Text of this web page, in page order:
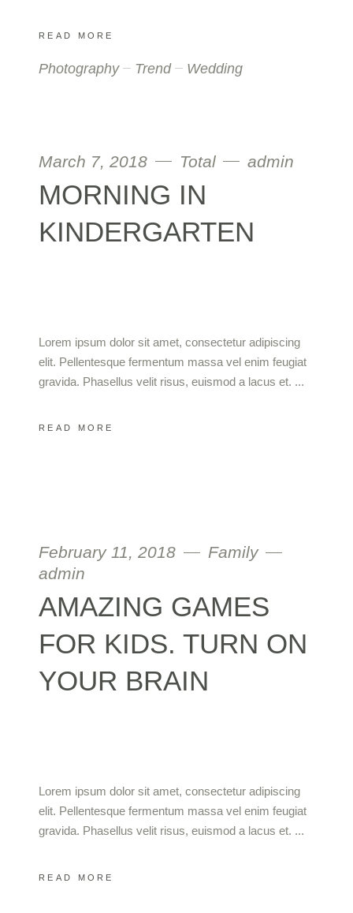
READ MORE
Photography Trend Wedding
March 7, 2018 Total admin
MORNING IN
KINDERGARTEN
Lorem ipsum dolor sit amet, consectetur adipiscing
elit. Pellentesque fermentum massa vel enim feugiat
gravida. Phasellus velit risus, euismod a lacus et.
READ MORE
February 11, 2018
Family
admin
AMAZING GAMES
FOR KIDS. TURN ON
YOUR BRAIN
Lorem ipsum dolor sit amet, consectetur adipiscing
elit. Pellentesque fermentum massa vel enim feugiat
gravida. Phasellus velit risus, euismod a lacus et.
READ MORE